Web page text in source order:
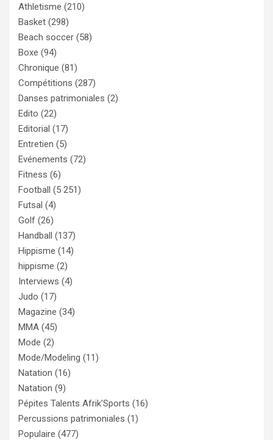
Athletisme (210)
Basket (298)
Beach soccer (58)
Boxe (94)
Chronique (81)
Compétitions (287)
Danses patrimoniales (2)
Edito (22)
Editorial (17)
Entretien (5)
Evénements (72)
Fitness (6)
Football (5 251)
Futsal (4)
Golf (26)
Handball (137)
Hippisme (14)
hippisme (2)
Interviews (4)
Judo (17)
Magazine (34)
MMA (45)
Mode (2)
Mode/Modeling (11)
Natation (16)
Natation (9)
Pépites Talents Afrik'Sports (16)
Percussions patrimoniales (1)
Populaire (477)